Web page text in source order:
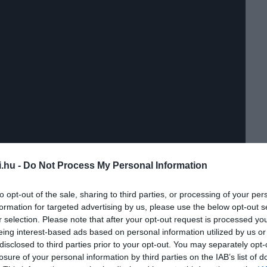
- Do Not Process My Personal Information
opt-out of the sale, sharing to third parties, or processing of your
for targeted advertising by us, please use the below opt-out
selection. Please note that after your opt-out request is processed
interest-based ads based on personal information utilized by us
to third parties prior to your opt-out. You may separately
of your personal information by third parties on the IAB’s list of
szülinapjára pónit kért (hiába), akkor biztosan lenne
tinédzser sajnos minden évfordulón ugyanazt a választ